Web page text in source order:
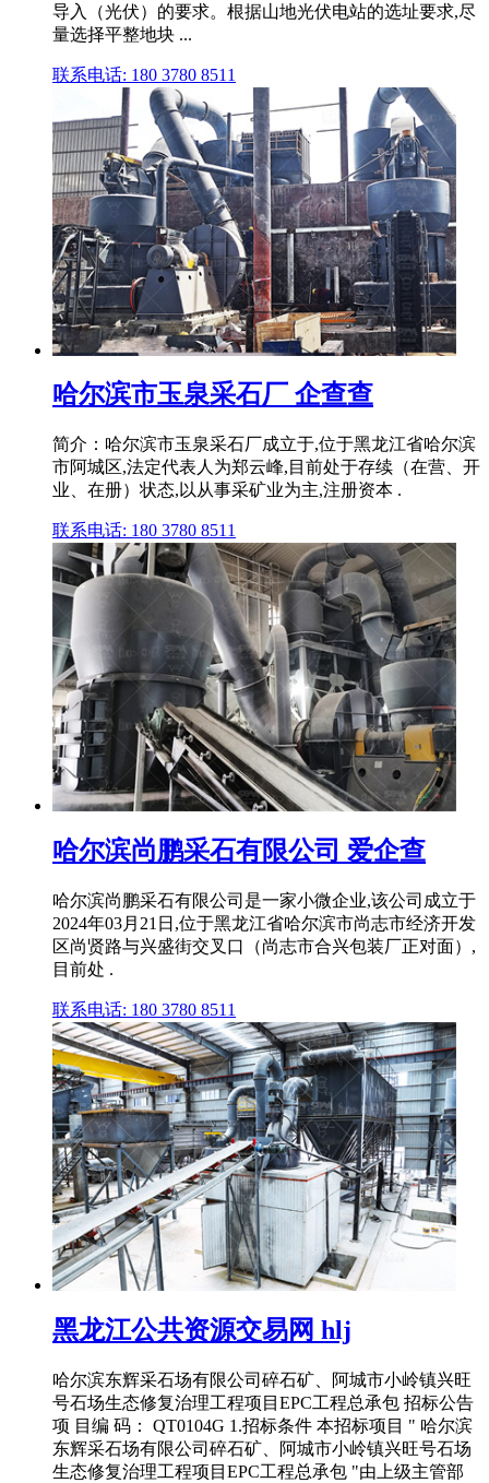
导入（光伏）的要求。根据山地光伏电站的选址要求,尽
量选择平整地块 ...
联系电话: 180 3780 8511
哈尔滨市玉泉采石厂 企查查
简介：哈尔滨市玉泉采石厂成立于,位于黑龙江省哈尔滨
市阿城区,法定代表人为郑云峰,目前处于存续（在营、开
业、在册）状态,以从事采矿业为主,注册资本 .
联系电话: 180 3780 8511
哈尔滨尚鹏采石有限公司 爱企查
哈尔滨尚鹏采石有限公司是一家小微企业,该公司成立于
2024年03月21日,位于黑龙江省哈尔滨市尚志市经济开发
区尚贤路与兴盛街交叉口（尚志市合兴包装厂正对面）,
目前处 .
联系电话: 180 3780 8511
黑龙江公共资源交易网 hlj
哈尔滨东辉采石场有限公司碎石矿、阿城市小岭镇兴旺
号石场生态修复治理工程项目EPC工程总承包 招标公告
项 目编 码： QT0104G 1.招标条件 本招标项目 " 哈尔滨
东辉采石场有限公司碎石矿、阿城市小岭镇兴旺号石场
生态修复治理工程项目EPC工程总承包 "由上级主管部